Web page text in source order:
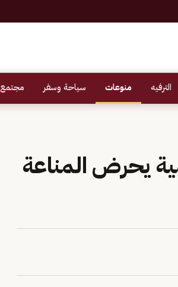
الترفيه منوعات سياحة وسفر مجتمع
يحرض المناعة